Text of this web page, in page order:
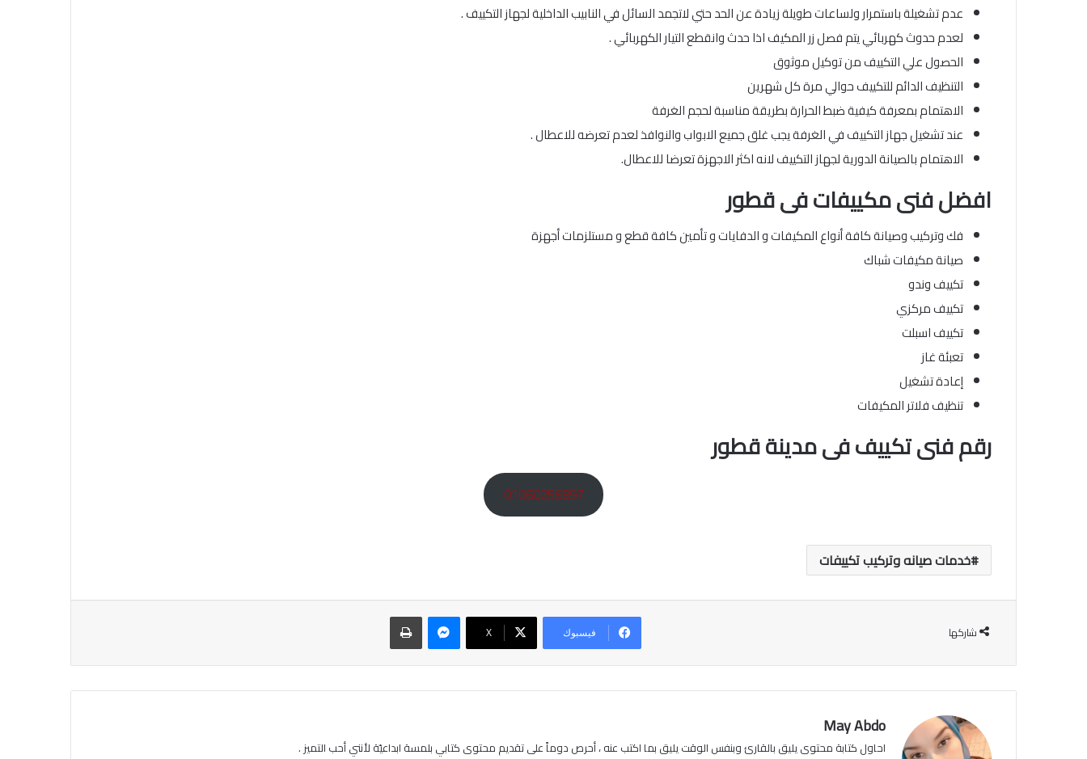
عدم تشغيلة باستمرار ولساعات طويلة زيادة عن الحد حتي لاتجمد السائل في النابيب الداخلية لجهاز التكييف .
لعدم حدوث كهربائي يتم فصل زر المكيف اذا حدث وانقطع التيار الكهربائي .
الحصول علي التكييف من توكيل موثوق
التنظيف الدائم للتكييف حوالي مرة كل شهرين
الاهتمام بمعرفة كيفية ضبط الحرارة بطريقة مناسبة لحجم الغرفة
عند تشغيل جهاز التكييف في الغرفة يجب غلق جميع الابواب والنوافذ لعدم تعرضه للاعطال .
الاهتمام بالصيانة الدورية لجهاز التكييف لانه اكثر الاجهزة تعرضا للاعطال.
افضل فنى مكييفاتفى قطور
فك وتركيب وصيانة كافة أنواع المكيفات و الدفايات و تأمين كافة قطع و مستلزمات أجهزة
صيانة مكيفات شباك
تكييف وندو
تكييف مركزي
تكييف اسبلت
تعبئة غاز
إعادة تشغيل
تنظيف فلاتر المكيفات
رقم فنى تكييف فى مدينة قطور
01060256897
خدمات صيانه وتركيب تكييفات
شاركها فيسبوك ‫X
ماسنجر طباعة
May Abdo
احاول كتابة محتوى يليق بالقارئ وبنفس الوقت يليق بما اكتب عنه ، أحرص دوماً على تقديم محتوى كتابي بلمسة ابداعيّة لأنني أحب التميز .